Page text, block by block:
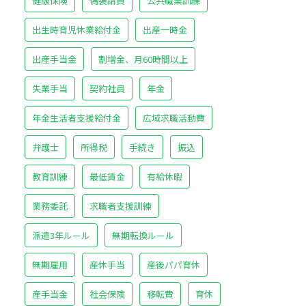
出生時育児休業給付金 出産一時金
出産手当金 割増金、月60時間以上
失業手当 契約社員 年金
年金生活者支援給付金 広域求職活動費
弁護士 所得税 手続き 振込
教育訓練 最低賃金 有給休暇
業務委託 求職者支援訓練
派遣3年ルール 無期転換ルール
無期雇用 産休手当 産後パパ育休
産手当金 社会保険 移転費 育休